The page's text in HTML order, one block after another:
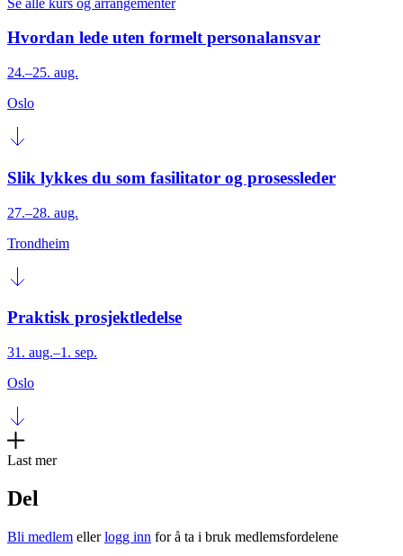
Hvordan lede uten formelt personalansvar
24.–25. aug.
Oslo
Slik lykkes du som fasilitator og prosessleder
27.–28. aug.
Trondheim
Praktisk prosjektledelse
31. aug.–1. sep.
Oslo
Last mer
Del
Bli medlem ellerlogg inn for å ta i bruk medlemsfordelene